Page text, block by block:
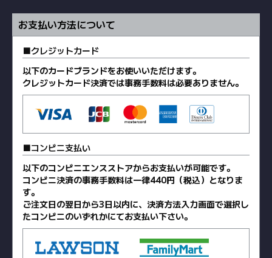
お支払い方法について
クレジットカード
以下のカードブランドをお使いいただけます。
クレジットカード決済では事務手数料は必要ありません。
コンビニ支払い
以下のコンビニエンスストアからお支払いが可能です。
コンビニ決済の事務手数料は一律440円（税込）となりま
す。
ご注文日の翌日から3日以内に、決済方法入力画面で選択し
たコンビニのいずれかにてお支払い下さい。